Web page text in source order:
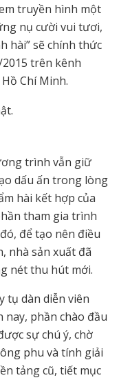
truyền hình một
nụ cười vui tươi,
hài” sẽ chính thức
trên kênh
Chí Minh.
trình vẫn giữ
dấu ấn trong lòng
hài kết hợp của
tham gia trình
để tạo nên điều
nhà sản xuất đã
nét thu hút mới.
tụ dàn diễn viên
phần chào đầu
sự chú ý, chờ
phu và tính giải
tảng cũ, tiết mục